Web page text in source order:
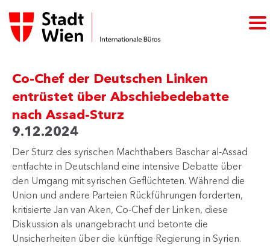
Co-Chef der Deutschen Linken
entrüstet über Abschiebedebatte
nach Assad-Sturz
9.12.2024
Der Sturz des syrischen Machthabers Baschar al-Assad
entfachte in Deutschland eine intensive Debatte über
den Umgang mit syrischen Geflüchteten. Während die
Union und andere Parteien Rückführungen forderten,
kritisierte Jan van Aken, Co-Chef der Linken, diese
Diskussion als unangebracht und betonte die
Unsicherheiten über die künftige Regierung in Syrien.